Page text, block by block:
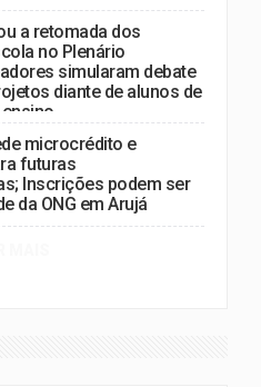
a retomada dos
no Plenário
simularam debate
diante de alunos de
microcrédito e
futuras
Inscrições podem ser
da ONG em Arujá